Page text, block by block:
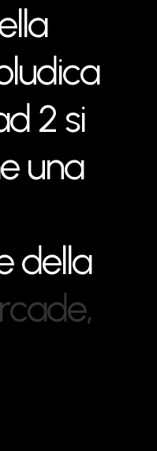
lla
ludica
d 2 si
e una
della
rcade,